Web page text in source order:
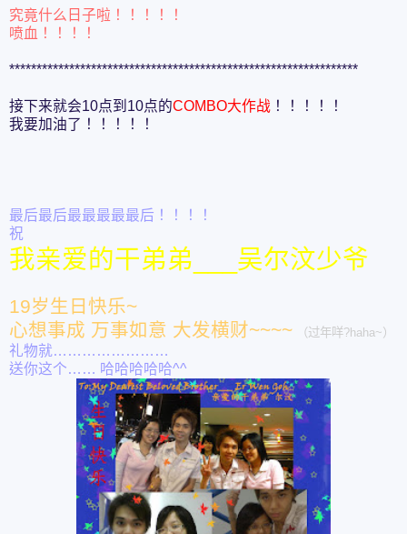
究竟什么日子啦！！！！！
喷血！！！！
****************************************************************
接下来就会10点到10点的COMBO大作战 ！！！！！
我要加油了！！！！！
最后最后最最最最最后！！！！
祝
我亲爱的干弟弟___吴尔汶少爷
19岁生日快乐~
心想事成 万事如意 大发横财~~~~
（过年咩?haha~）
礼物就……………………
送你这个…… 哈哈哈哈哈^^